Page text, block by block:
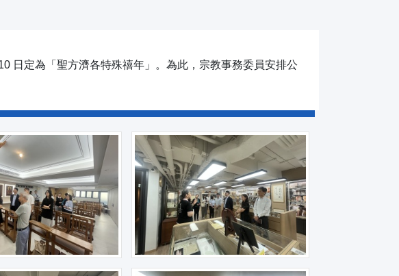
日定為「聖方濟各特殊禧年」。為此，宗教事務委員安排公